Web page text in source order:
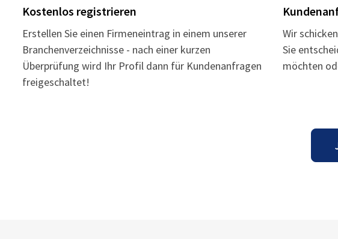
Kostenlos registrieren
Erstellen Sie einen Firmeneintrag in einem unserer
Branchenverzeichnisse - nach einer kurzen
Überprüfung wird Ihr Profil dann für Kundenanfragen
freigeschaltet!
Wir
Sie
möchten